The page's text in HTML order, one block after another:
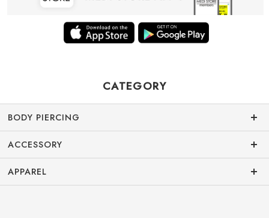
CATEGORY
BODY PIERCING
ACCESSORY
APPAREL